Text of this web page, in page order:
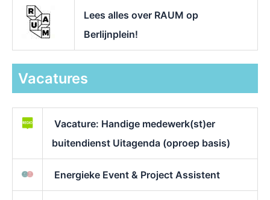
Lees alles over RAUM op
Berlijnplein!
Vacatures
Vacature: Handige medewerk(st)er
buitendienst Uitagenda (oproep basis)
Energieke Event & Project Assistent